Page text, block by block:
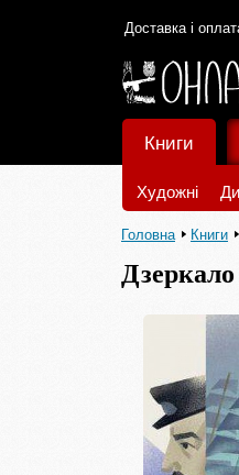
Доставка і
Книги
Художні
Головна Книги